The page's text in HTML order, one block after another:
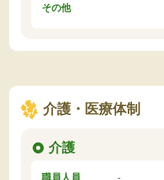
その他
介護・医療体制
介護
職員人員 -